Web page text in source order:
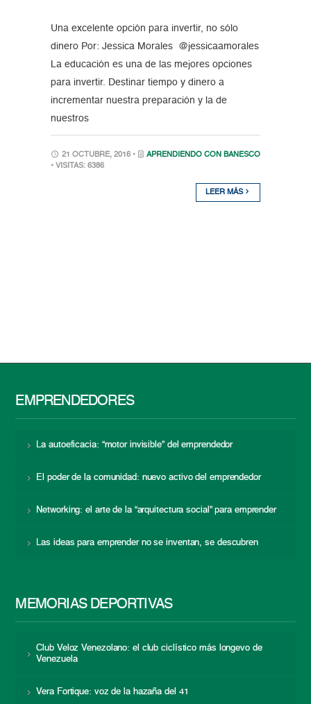
Una excelente opción para invertir, no sólo
dinero Por: Jessica Morales @jessicaamorales
La educación es una de las mejores opciones
para invertir. Destinar tiempo y dinero a
incrementar nuestra preparación y la de
nuestros
21 OCTUBRE, 2016 •
APRENDIENDO CON BANESCO
• VISITAS: 6386
LEER MÁS
EMPRENDEDORES
La autoeficacia: “motor invisible” del emprendedor
El poder de la comunidad: nuevo activo del emprendedor
Networking: el arte de la “arquitectura social” para emprender
Las ideas para emprender no se inventan, se descubren
MEMORIAS DEPORTIVAS
Club Veloz Venezolano: el club ciclístico más longevo de
Venezuela
Vera Fortique: voz de la hazaña del 41